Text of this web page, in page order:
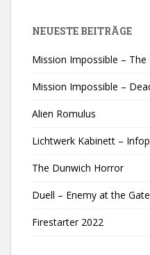
NEUESTE BEITRÄGE
Mission Impossible – The
Mission Impossible –
Alien Romulus
Lichtwerk Kabinett –
The Dunwich Horror
Duell – Enemy at the
Firestarter 2022